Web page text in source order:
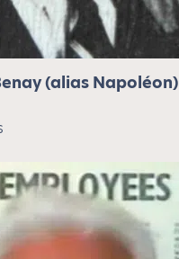
(alias Napoléon)